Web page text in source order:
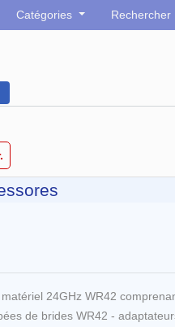
Catégories Rechercher
24GHz WR42
de brides WR42 -